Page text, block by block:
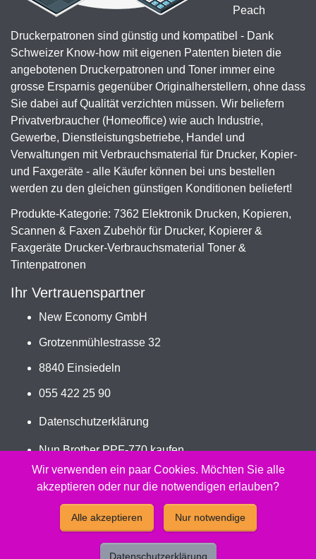
Peach
Druckerpatronen sind günstig und kompatibel - Dank
Schweizer Know-how mit eigenen Patenten bieten die
angebotenen Druckerpatronen und Toner immer eine
grosse Ersparnis gegenüber Originalherstellern, ohne dass
Sie dabei auf Qualität verzichten müssen. Wir beliefern
Privatverbraucher (Homeoffice) wie auch Industrie,
Gewerbe, Dienstleistungsbetriebe, Handel und
Verwaltungen mit Verbrauchsmaterial für Drucker, Kopier-
und Faxgeräte - alle Käufer können bei uns bestellen
werden zu den gleichen günstigen Konditionen beliefert!
Produkte-Kategorie: 7362 Elektronik Drucken, Kopieren,
Scannen & Faxen Zubehör für Drucker, Kopierer &
Faxgeräte Drucker-Verbrauchsmaterial Toner &
Tintenpatronen
Ihr Vertrauenspartner
New Economy GmbH
Grotzenmühlestrasse 32
8840 Einsiedeln
055 422 25 90
Datenschutzerklärung
Nun Brother PPF-770 kaufen
Jetzt PC-302RF bestellen
2026 - Peach Druckerpatronen Versand Jetzt günstig und
kompatibel kaufen.
Wir verwenden ein paar Cookies. Möchten Sie alle
akzeptieren oder nur die notwendigen erlauben?
Alle akzeptieren Nur notwendige
Datenschutzerklärung